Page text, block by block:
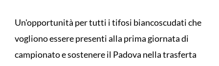
Un'opportunità per tutti i tifosi biancoscudati che
vogliono essere presenti alla prima giornata di
campionato e sostenere il Padova nella trasferta